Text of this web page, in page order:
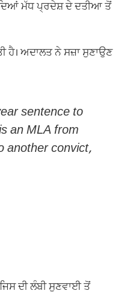
ਮੱਧ ਪ੍ਰਦੇਸ਼ ਦੇ ਦਤੀਆ ਤੋਂ
ਹੈ। ਅਦਾਲਤ ਨੇ ਸਜ਼ਾ ਸੁਣਾਉਣ
sentence to
an MLA from
another convict,
ਦੀ ਲੰਬੀ ਸੁਣਵਾਈ ਤੋਂ